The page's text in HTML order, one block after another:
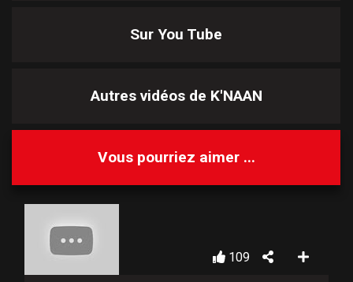
Sur You Tube
Autres vidéos de K'NAAN
Vous pourriez aimer ...
109